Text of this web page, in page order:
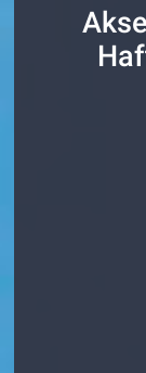
Belediye
Polemik
İstanbul
Süper
Son